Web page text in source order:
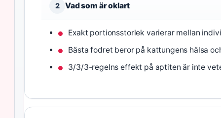
2 Vad som är oklart
Exakt portionsstorlek varierar mellan
Bästa fodret beror på kattungens hälsa
3/3/3-regelns effekt på aptiten är inte